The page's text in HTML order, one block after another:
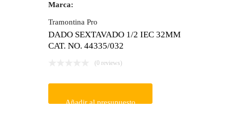
Marca:
Tramontina Pro
DADO SEXTAVADO 1/2 IEC 32MM
CAT. NO. 44335/032
(0 reviews)
Añadir al presupuesto